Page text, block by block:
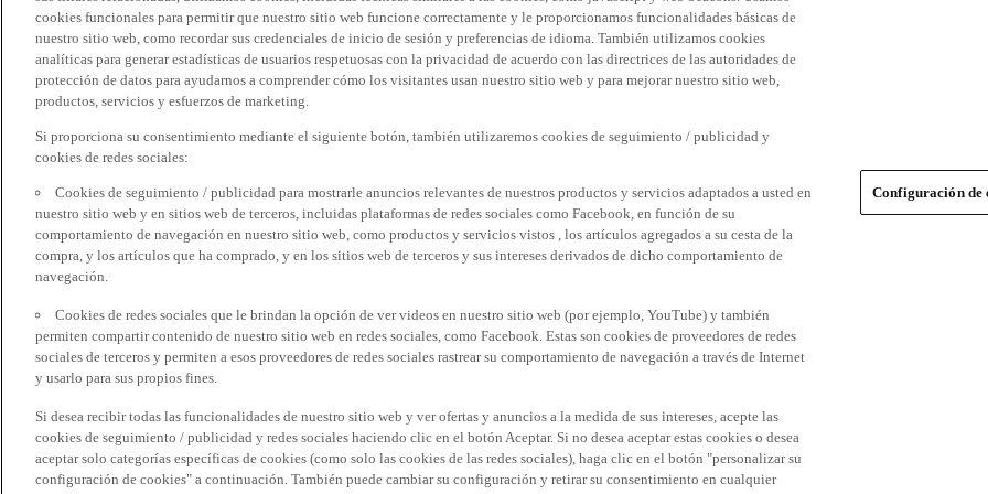
cookies funcionales para permitir que nuestro sitio web funcione correctamente y le proporcionamos funcionalidades básicas de
nuestro sitio web, como recordar sus credenciales de inicio de sesión y preferencias de idioma. También utilizamos cookies
analíticas para generar estadísticas de usuarios respetuosas con la privacidad de acuerdo con las directrices de las autoridades de
protección de datos para ayudarnos a comprender cómo los visitantes usan nuestro sitio web y para mejorar nuestro sitio web,
productos, servicios y esfuerzos de marketing.
Si proporciona su consentimiento mediante el siguiente botón, también utilizaremos cookies de seguimiento / publicidad y
cookies de redes sociales:
Cookies de seguimiento / publicidad para mostrarle anuncios relevantes de nuestros productos y servicios adaptados a usted en
nuestro sitio web y en sitios web de terceros, incluidas plataformas de redes sociales como Facebook, en función de su
comportamiento de navegación en nuestro sitio web, como productos y servicios vistos , los artículos agregados a su cesta de la
compra, y los artículos que ha comprado, y en los sitios web de terceros y sus intereses derivados de dicho comportamiento de
navegación.
Cookies de redes sociales que le brindan la opción de ver videos en nuestro sitio web (por ejemplo, YouTube) y también
permiten compartir contenido de nuestro sitio web en redes sociales, como Facebook. Estas son cookies de proveedores de redes
sociales de terceros y permiten a esos proveedores de redes sociales rastrear su comportamiento de navegación a través de Internet
y usarlo para sus propios fines.
Si desea recibir todas las funcionalidades de nuestro sitio web y ver ofertas y anuncios a la medida de sus intereses, acepte las
cookies de seguimiento / publicidad y redes sociales haciendo clic en el botón Aceptar. Si no desea aceptar estas cookies o desea
aceptar solo categorías específicas de cookies (como solo las cookies de las redes sociales), haga clic en el botón "personalizar su
configuración de cookies" a continuación. También puede cambiar su configuración y retirar su consentimiento en cualquier
Configuración de